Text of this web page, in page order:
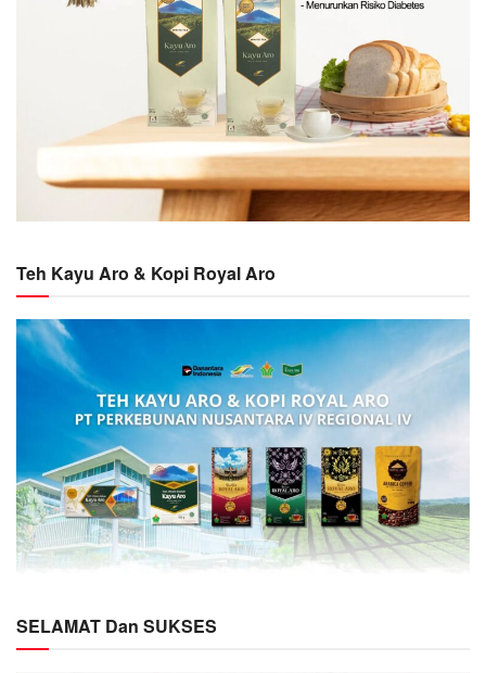
Teh Kayu Aro & Kopi Royal Aro
SELAMAT Dan SUKSES